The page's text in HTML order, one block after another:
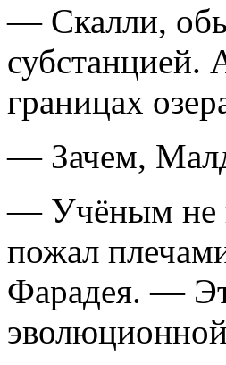
— Скалли,
субстанцией.
границах
— Зачем,
— Учёным не
пожал
Фарадея. —